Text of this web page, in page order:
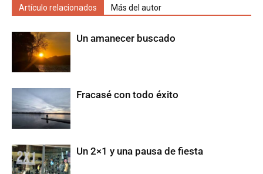
Artículo relacionados Más del autor
Un amanecer buscado
Fracasé con todo éxito
Un 2×1 y una pausa de fiesta